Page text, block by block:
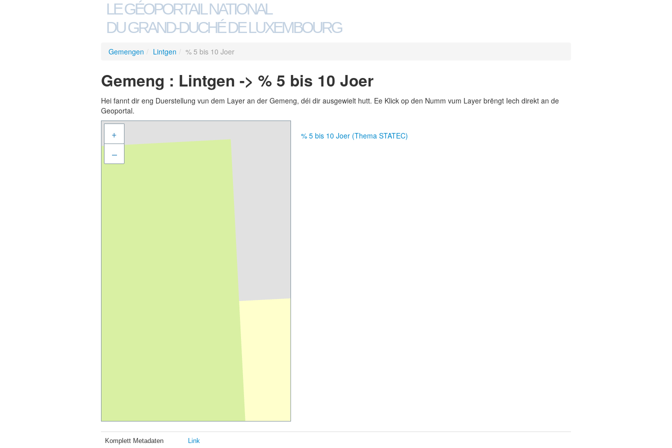
LE GÉOPORTAIL NATIONAL
DU GRAND-DUCHÉ DE LUXEMBOURG
Gemengen / Lintgen / % 5 bis 10 Joer
Gemeng : Lintgen -> % 5 bis 10 Joer
Hei fannt dir eng Duerstellung vun dem Layer an der Gemeng, déi dir ausgewielt hutt. Ee Klick op den Numm vum Layer brëngt Iech direkt an de
Geoportal.
+
–
% 5 bis 10 Joer (Thema STATEC)
Komplett Metadaten Link